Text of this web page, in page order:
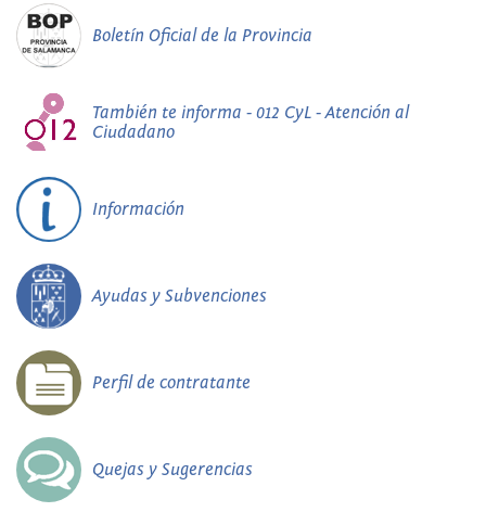
Boletín Oficial de la Provincia
También te informa - 012 CyL - Atención al
Ciudadano
Información
Ayudas y Subvenciones
Perfil de contratante
Quejas y Sugerencias